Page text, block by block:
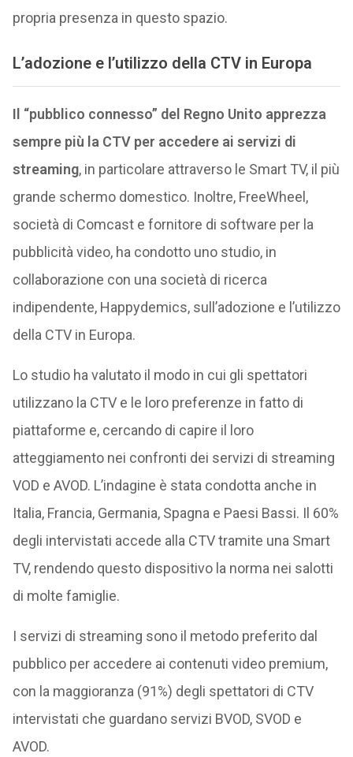
propria presenza in questo spazio.
L’adozione e l’utilizzo della CTV in Europa
Il “pubblico connesso” del Regno Unito apprezza
sempre più la CTV per accedere ai servizi di
streaming, in particolare attraverso le Smart TV, il più
grande schermo domestico. Inoltre, FreeWheel,
società di Comcast e fornitore di software per la
pubblicità video, ha condotto uno studio, in
collaborazione con una società di ricerca
indipendente, Happydemics, sull’adozione e l’utilizzo
della CTV in Europa.
Lo studio ha valutato il modo in cui gli spettatori
utilizzano la CTV e le loro preferenze in fatto di
piattaforme e, cercando di capire il loro
atteggiamento nei confronti dei servizi di streaming
VOD e AVOD. L’indagine è stata condotta anche in
Italia, Francia, Germania, Spagna e Paesi Bassi. Il 60%
degli intervistati accede alla CTV tramite una Smart
TV, rendendo questo dispositivo la norma nei salotti
di molte famiglie.
I servizi di streaming sono il metodo preferito dal
pubblico per accedere ai contenuti video premium,
con la maggioranza (91%) degli spettatori di CTV
intervistati che guardano servizi BVOD, SVOD e
AVOD.